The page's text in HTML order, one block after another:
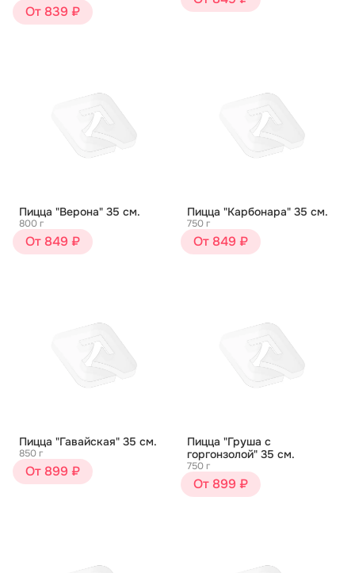
От 839 ₽
Пицца "Верона" 35 см.
800 г
От 849 ₽
Пицца "Карбонара" 35 см.
750 г
От 849 ₽
Пицца "Гавайская" 35 см.
850 г
От 899 ₽
Пицца "Груша с
горгонзолой" 35 см.
750 г
От 899 ₽